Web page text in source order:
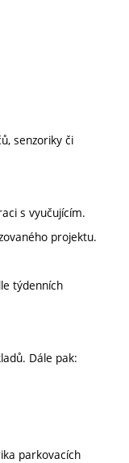
senzoriky či
s vyučujícím.
projektu.
týdenních
Dále pak:
parkovacích